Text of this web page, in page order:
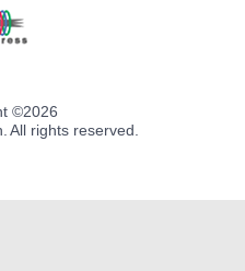
©2026
All rights reserved.